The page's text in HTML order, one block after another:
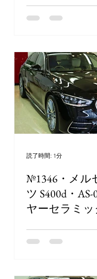
№1346・メル
ツ S400d・
ヤーセラミッ
読了時間: 1分